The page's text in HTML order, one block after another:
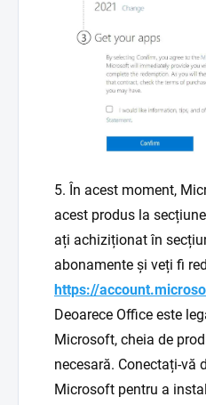
5. În acest moment,
acest produs la
ați achiziționat în
abonamente și veți fi
https://
Deoarece Office este
Microsoft, cheia de
necesară. Conectați-vă
Microsoft pentru a